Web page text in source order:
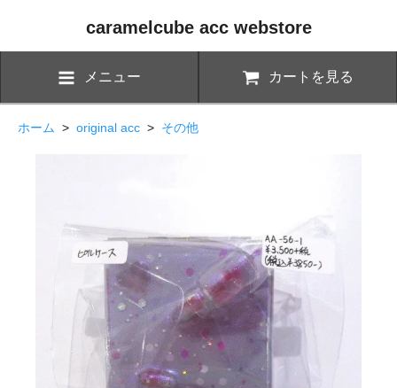
caramelcube acc webstore
メニュー カートを見る
ホーム > original acc > その他